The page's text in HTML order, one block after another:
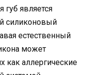
является
силиконовый
естественный
может
как аллергические